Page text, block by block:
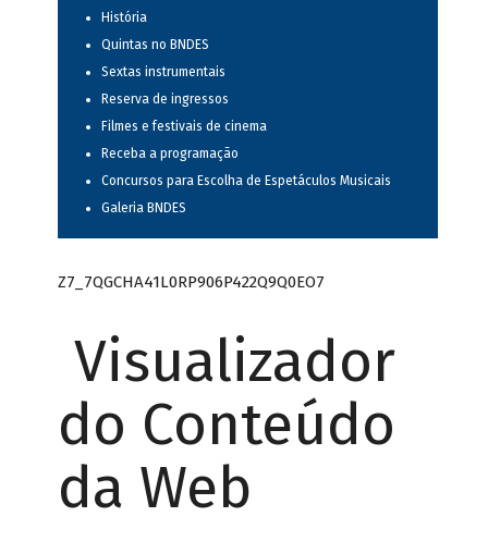
História
Quintas no BNDES
Sextas instrumentais
Reserva de ingressos
Filmes e festivais de cinema
Receba a programação
Concursos para Escolha de Espetáculos Musicais
Galeria BNDES
Z7_7QGCHA41L0RP906P422Q9Q0EO7
Visualizador
do Conteúdo
da Web